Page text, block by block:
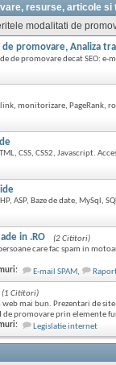
resurse, articole si
modalitati de
promovare, Analiza
de promovare decat SEO: e-
link, monitorizare, PageRank,
CSS, CSS2, Javascript.
ASP, Baze de date, MySql,
in .RO
(2 Cititori)
care fac spam in
E-mail SPAM,
(1 Cititori)
web mai bun. Prezentari de
de promovare prin elemente
Legislatie internet